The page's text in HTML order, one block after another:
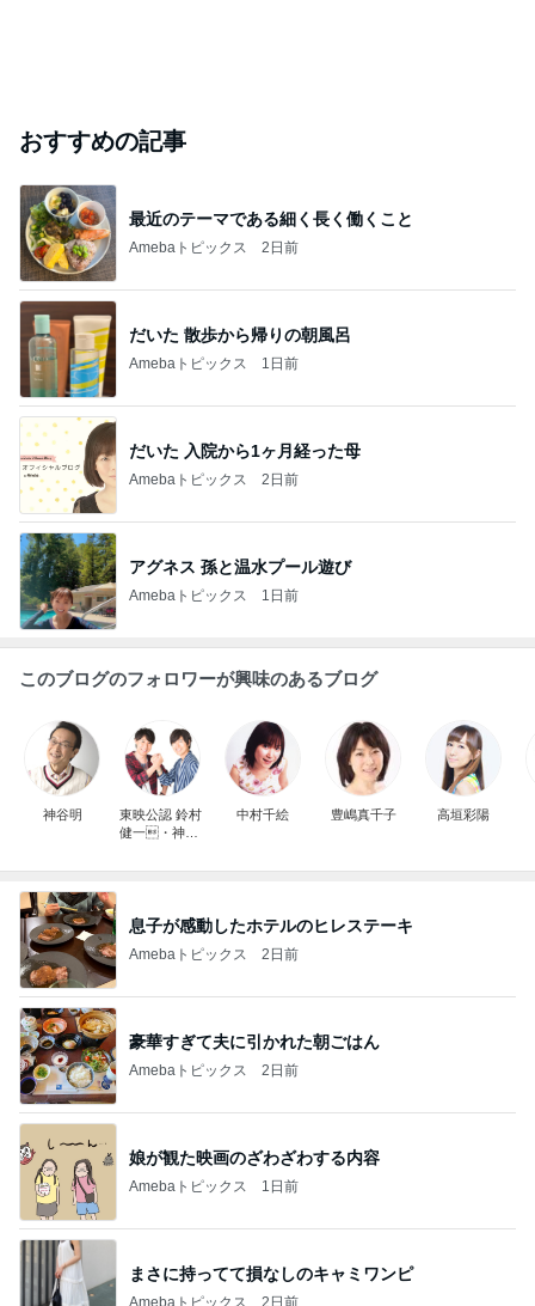
おすすめの記事
最近のテーマである細く長く働くこと
Amebaトピックス 2日前
だいた 散歩から帰りの朝風呂
Amebaトピックス 1日前
だいた 入院から1ヶ月経った母
Amebaトピックス 2日前
アグネス 孫と温水プール遊び
Amebaトピックス 1日前
このブログのフォロワーが興味のあるブログ
神谷明
東映公認 鈴村
健一・神谷
ジレンジャー
中村千絵 豊嶋真千子 高垣彩陽
息子が感動したホテルのヒレステーキ
Amebaトピックス 2日前
豪華すぎて夫に引かれた朝ごはん
Amebaトピックス 2日前
娘が観た映画のざわざわする内容
Amebaトピックス 1日前
まさに持ってて損なしのキャミワンピ
Amebaトピックス 2日前